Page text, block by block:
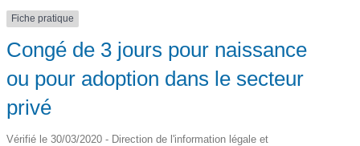
Fiche pratique
Congé de 3 jours pour naissance
ou pour adoption dans le secteur
privé
Vérifié le 30/03/2020 - Direction de l'information légale et